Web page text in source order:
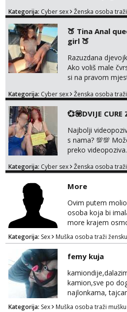
Whatsapp,
me vidjeti na
vec 5 godina. Vaša
NIŠTA UŽIVO❌
❌NE RADIM
Kategorija: Cyber sex Ženska osoba
🍑 Tina Anal
girl 🍑
Razuzdana
Ako voliš male
si na pravom
grubu igru,
Ponuda videa
kod jedne
snimila sam preko
reći da sam PR...
Kategorija: Cyber sex Ženska osoba
💞💟DVIJE
Najbolji
s nama? 💯💯
preko
pošalji poruku na
možeš me vidjeti
091/912-3322
Kategorija: Cyber sex Ženska osoba
More
Ovim putem
osoba koja bi
more krajem
netrazim nista
nisam sam ,imam
visok 80 kg
WhatsApp Viber ili
Kategorija: Sex Muška osoba traži
femy kuja
kamion,sve po
najlonkama,
dlaka,spermu
Kategorija: Sex Muška osoba traži